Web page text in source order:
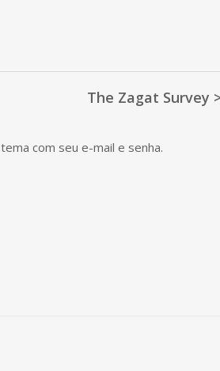
The Zagat Survey
com seu e-mail e senha.